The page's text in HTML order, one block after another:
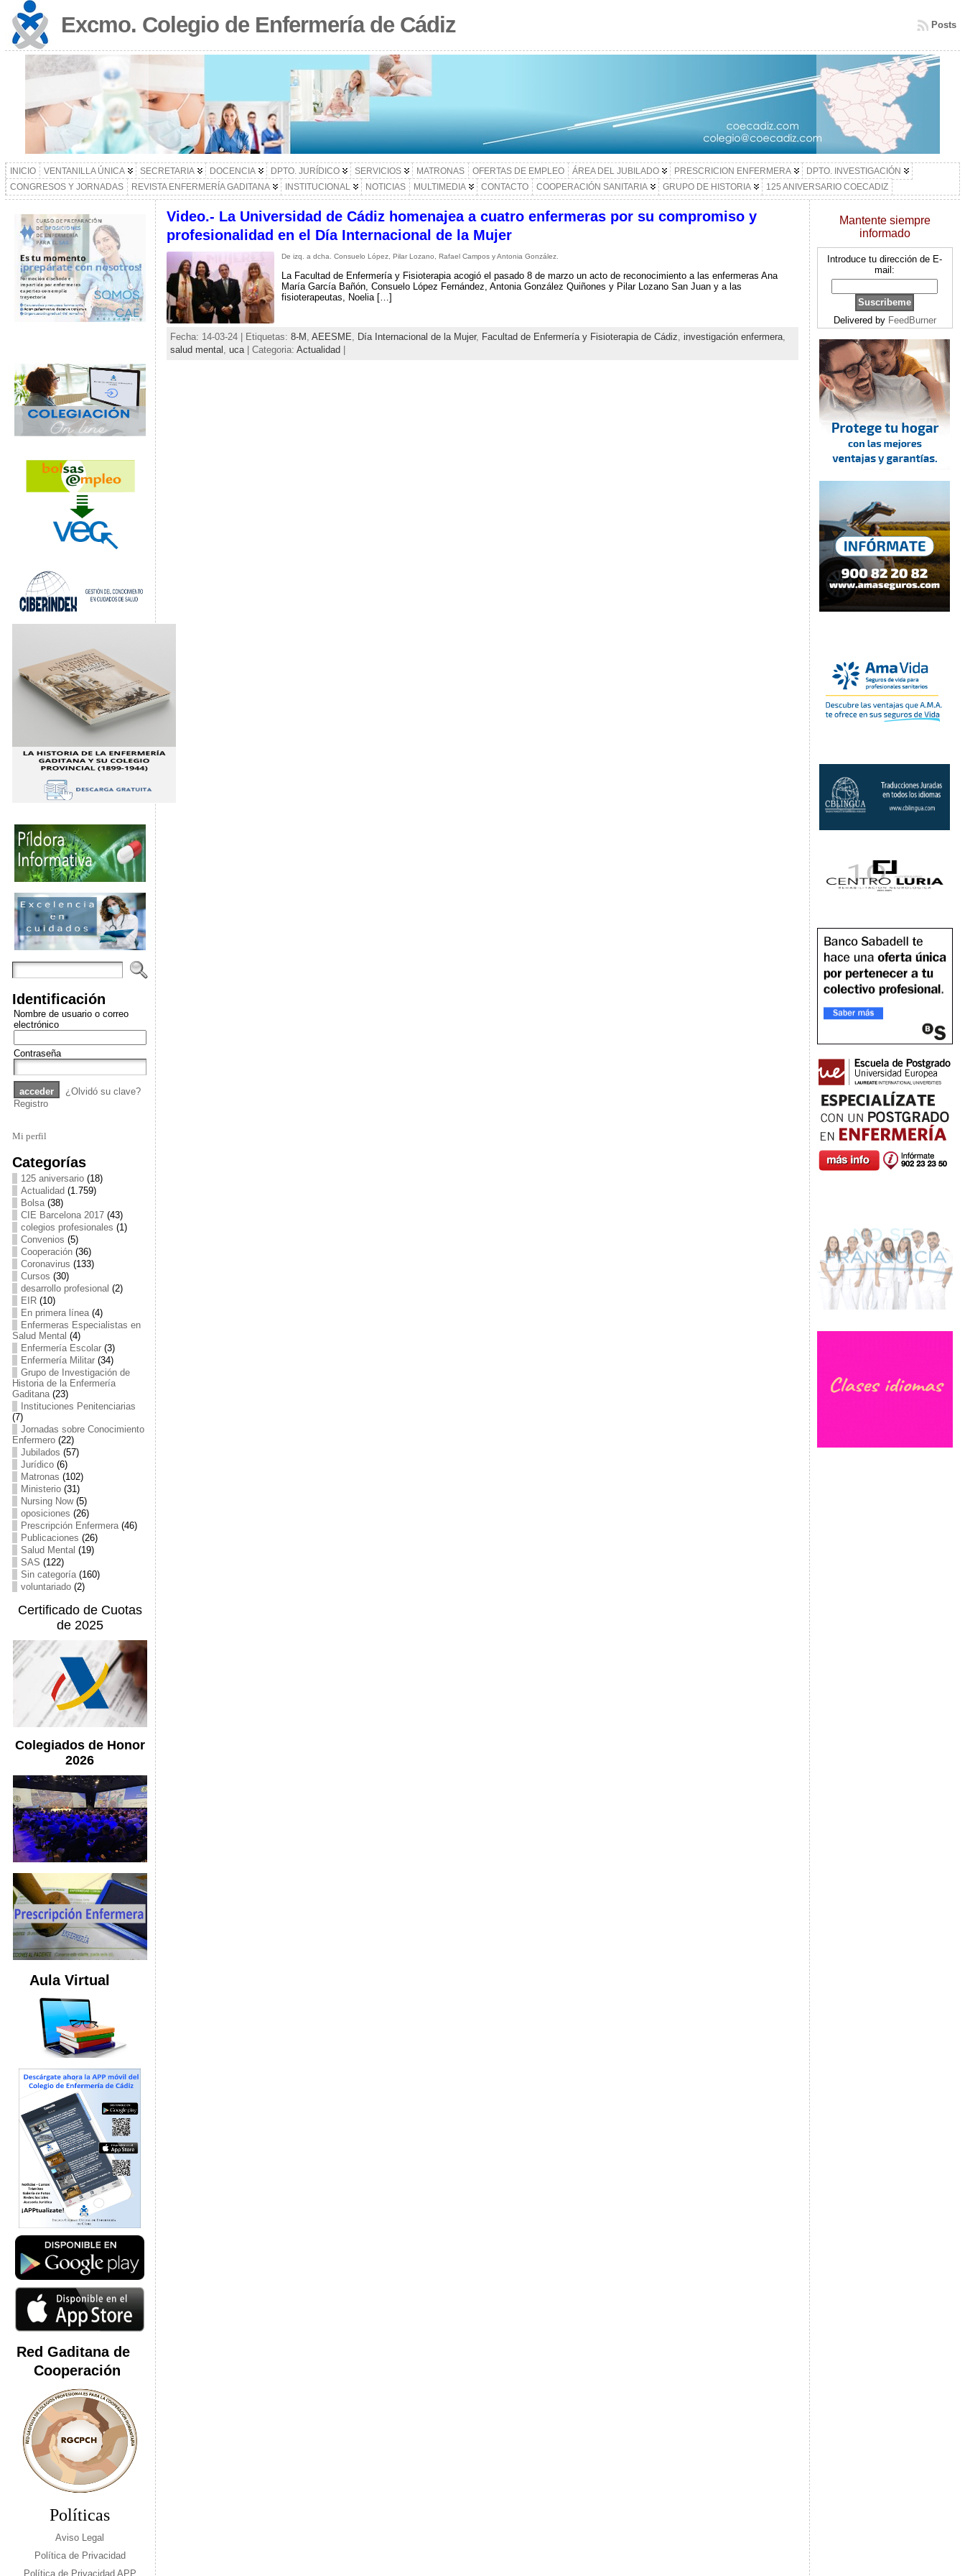
Excmo. Colegio de Enfermería de Cádiz Posts
INICIO VENTANILLA ÚNICA SECRETARIA DOCENCIA DPTO. JURÍDICO SERVICIOS MATRONAS OFERTAS DE EMPLEO ÁREA DEL JUBILADO PRESCRICION ENFERMERA
DPTO. INVESTIGACIÓN
CONGRESOS Y JORNADAS
REVISTA ENFERMERÍA GADITANA INSTITUCIONAL NOTICIAS MULTIMEDIA CONTACTO COOPERACIÓN SANITARIA GRUPO DE HISTORIA 125 ANIVERSARIO COECADIZ
Identificación
Nombre de usuario o correo
electrónico
Contraseña
¿Olvidó su clave?
Registro
Mi perfil
Categorías
125 aniversario(18)
Actualidad (1.759)
Bolsa(38)
CIE Barcelona 2017(43)
colegios profesionales (1)
Convenios (5)
Cooperación(36)
Coronavirus (133)
Cursos (30)
desarrollo profesional (2)
EIR(10)
En primera línea(4)
Enfermeras Especialistas en
Salud Mental (4)
Enfermería Escolar(3)
Enfermería Militar(34)
Grupo de Investigación de
Historia de la Enfermería
Gaditana(23)
Instituciones Penitenciarias
(7)
Jornadas sobre Conocimiento
Enfermero(22)
Jubilados (57)
Jurídico(6)
Matronas (102)
Ministerio(31)
Nursing Now(5)
oposiciones (26)
Prescripción Enfermera(46)
Publicaciones (26)
Salud Mental (19)
SAS (122)
Sin categoría(160)
voluntariado(2)
Certificado de Cuotas
de 2025
Colegiados de Honor
2026
Aula Virtual
Red Gaditana de
Cooperación
Políticas
Aviso Legal
Política de Privacidad
Política de Privacidad APP
Video.- La Universidad de Cádiz homenajea a cuatro enfermeras por su compromiso y
profesionalidad en el Día Internacional de la Mujer
De izq. a dcha. Consuelo López, Pilar Lozano, Rafael Campos y Antonia González.
La Facultad de Enfermería y Fisioterapia acogió el pasado 8 de marzo un acto de reconocimiento a las enfermeras Ana
María García Bañón, Consuelo López Fernández, Antonia González Quiñones y Pilar Lozano San Juan y a las
fisioterapeutas, Noelia […]
Fecha: 14-03-24 | Etiquetas: 8-M , AEESME, Día Internacional de la Mujer, Facultad de Enfermería y Fisioterapia de Cádiz, investigación enfermera,
salud mental , uca| Categoria: Actualidad
Mantente siempre
informado
Introduce tu dirección de E-
mail:
Delivered by FeedBurner